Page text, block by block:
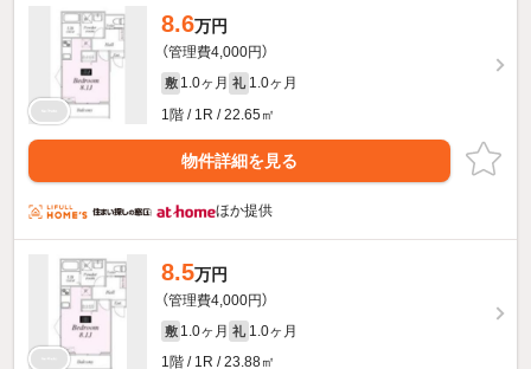
8.6万円
（管理費4,000円）
敷 1.0ヶ月 礼 1.0ヶ月
1階 / 1R / 22.65㎡
物件詳細を見る
ほか提供
8.5万円
（管理費4,000円）
敷 1.0ヶ月 礼 1.0ヶ月
1階 / 1R / 23.88㎡